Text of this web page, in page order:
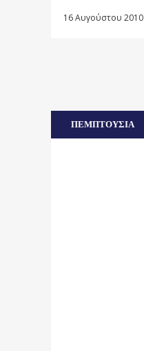
16 Αυγούστου 2010
ΠΕΜΠΤΟΥΣΙΑ